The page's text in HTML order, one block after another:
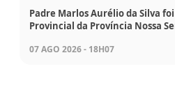
Padre Marlos Aurélio da Silva
Provincial da Província Nossa
07 AGO 2026 - 18H07